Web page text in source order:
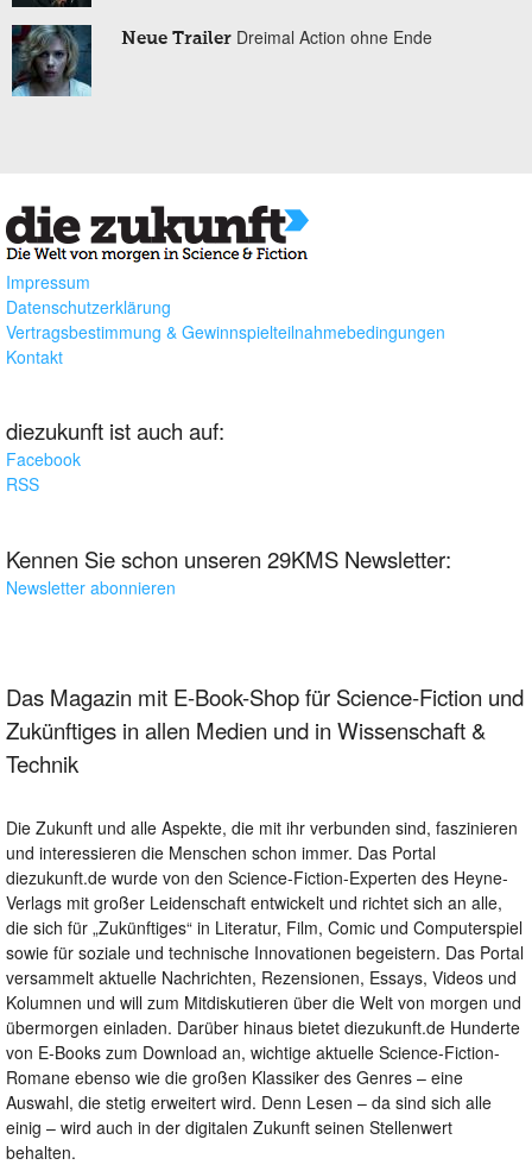
Neue Trailer Dreimal Action ohne Ende
Impressum
Datenschutzerklärung
Vertragsbestimmung & Gewinnspielteilnahmebedingungen
Kontakt
diezukunft ist auch auf:
Facebook
RSS
Kennen Sie schon unseren 29KMS Newsletter:
Newsletter abonnieren
Das Magazin mit E-Book-Shop für Science-Fiction und
Zukünftiges in allen Medien und in Wissenschaft &
Technik
Die Zukunft und alle Aspekte, die mit ihr verbunden sind, faszinieren
und interessieren die Menschen schon immer. Das Portal
diezukunft.de wurde von den Science-Fiction-Experten des Heyne-
Verlags mit großer Leidenschaft entwickelt und richtet sich an alle,
die sich für „Zukünftiges“ in Literatur, Film, Comic und Computerspiel
sowie für soziale und technische Innovationen begeistern. Das Portal
versammelt aktuelle Nachrichten, Rezensionen, Essays, Videos und
Kolumnen und will zum Mitdiskutieren über die Welt von morgen und
übermorgen einladen. Darüber hinaus bietet diezukunft.de Hunderte
von E-Books zum Download an, wichtige aktuelle Science-Fiction-
Romane ebenso wie die großen Klassiker des Genres – eine
Auswahl, die stetig erweitert wird. Denn Lesen – da sind sich alle
einig – wird auch in der digitalen Zukunft seinen Stellenwert
behalten.